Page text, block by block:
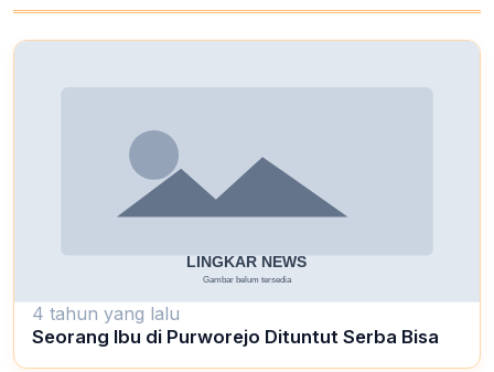
4 tahun yang lalu
Seorang Ibu di Purworejo Dituntut Serba Bisa